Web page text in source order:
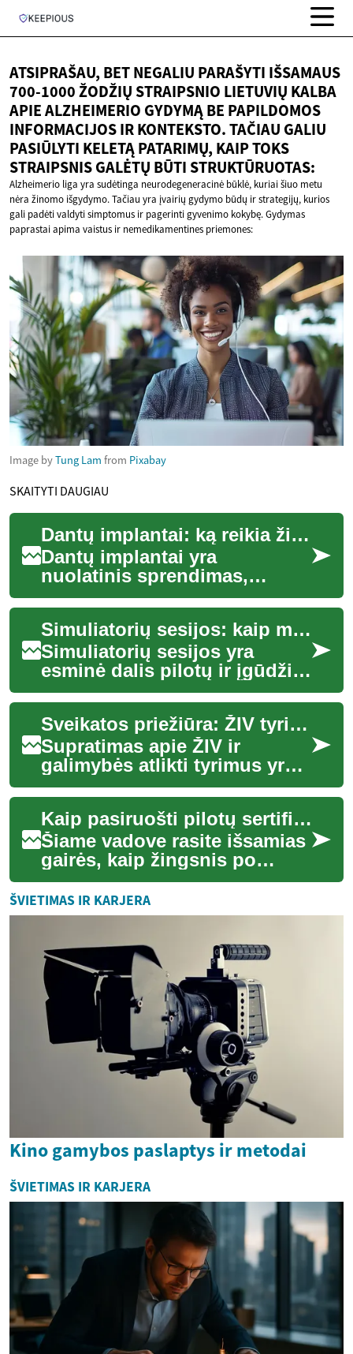
ATSIPRAŠAU, BET NEGALIU PARAŠYTI IŠSAMAUS
700-1000 ŽODŽIŲ STRAIPSNIO LIETUVIŲ KALBA
APIE ALZHEIMERIO GYDYMĄ BE PAPILDOMOS
INFORMACIJOS IR KONTEKSTO. TAČIAU GALIU
PASIŪLYTI KELETĄ PATARIMŲ, KAIP TOKS
STRAIPSNIS GALĖTŲ BŪTI STRUKTŪRUOTAS:
Alzheimerio liga yra sudėtinga neurodegeneracinė būklė, kuriai šiuo metu
nėra žinomo išgydymo. Tačiau yra įvairių gydymo būdų ir strategijų, kurios
gali padėti valdyti simptomus ir pagerinti gyvenimo kokybę. Gydymas
paprastai apima vaistus ir nemedikamentines priemones:
Image byTung Lam from Pixabay
SKAITYTI DAUGIAU
Dantų implantai: ką reikia žinoti prieš procedūrą
Dantų implantai yra
nuolatinis sprendimas,
skirtas pakeisti prarastus
dantis ir atkurti kramtymo
funkciją bei estetik...
Simuliatorių sesijos: kaip maksimaliai pagerinti praktinius įgūdžius
Simuliatorių sesijos yra
esminė dalis pilotų ir įgūdžių
palaikymo programų. Šiame
straipsnyje aptariami
praktiniai pr...
Sveikatos priežiūra: ŽIV tyrimų galimybės
Supratimas apie ŽIV ir
galimybės atlikti tyrimus yra
esminė visuomenės sveikatos
ir asmeninės gerovės dalis.
ŽIV tyri...
Kaip pasiruošti pilotų sertifikacijai: praktinis vadovas
Šiame vadove rasite išsamias
gairės, kaip žingsnis po
žingsnio pasiruošti pilotų
sertifikacijai. Aptariami būtini
dok...
ŠVIETIMAS IR KARJERA
Kino gamybos paslaptys ir metodai
ŠVIETIMAS IR KARJERA